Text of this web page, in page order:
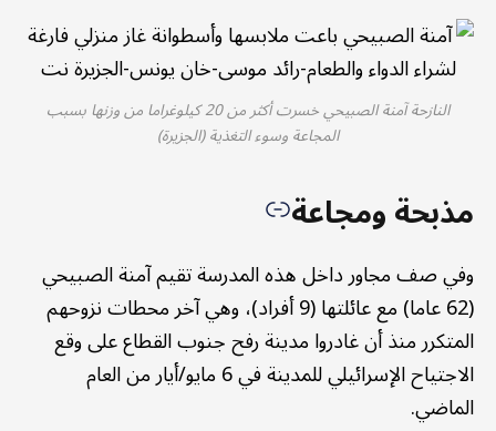
النازحة آمنة الصبيحي خسرت أكثر من 20 كيلوغراما من وزنها بسبب
المجاعة وسوء التغذية (الجزيرة)
مذبحة ومجاعة
وفي صف مجاور داخل هذه المدرسة تقيم آمنة الصبيحي
(62 عاما) مع عائلتها (9 أفراد)، وهي آخر محطات نزوحهم
المتكرر منذ أن غادروا مدينة رفح جنوب القطاع على وقع
الاجتياح الإسرائيلي للمدينة في 6 مايو/أيار من العام
الماضي.